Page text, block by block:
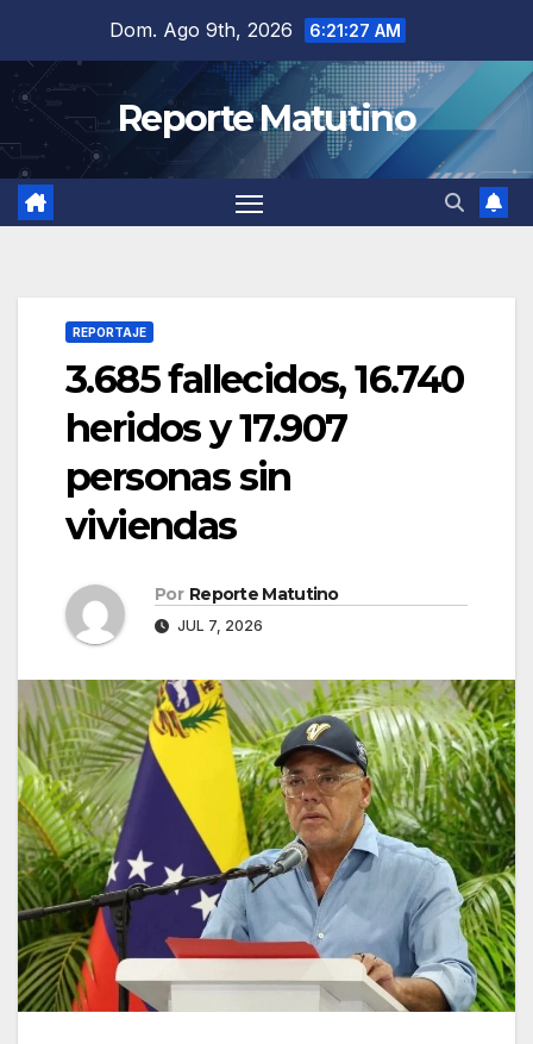
contenido
Dom. Ago 9th, 2026 6:21:28 AM
Reporte Matutino
REPORTAJE
3.685 fallecidos, 16.740
heridos y 17.907
personas sin
viviendas
Por Reporte Matutino
JUL 7, 2026